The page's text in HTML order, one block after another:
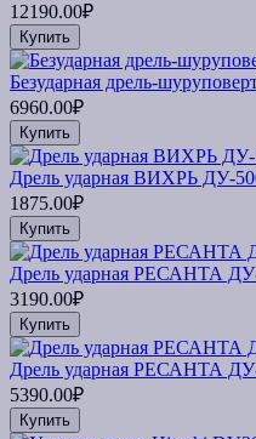
12190.00₽
Купить
Безударная дрель-
6960.00₽
Купить
Дрель ударная ВИХРЬ ДУ-
1875.00₽
Купить
Дрель ударная РЕСАНТА
3190.00₽
Купить
Дрель ударная РЕСАНТА
5390.00₽
Купить